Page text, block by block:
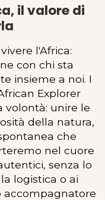
il valore di
l'Africa:
con chi sta
insieme a noi. I
Explorer
volontà: unire le
della natura,
che
nel cuore
senza lo
logistica o ai
accompagnatore